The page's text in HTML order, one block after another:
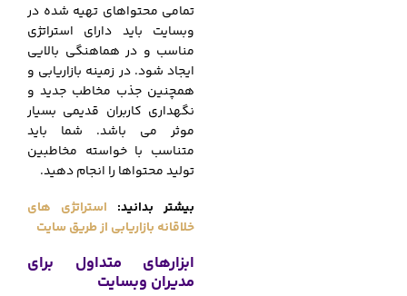
تمامی محتواهای تهیه شده در
وبسایت باید دارای استراتژی
مناسب و در هماهنگی بالایی
ایجاد شود. در زمینه بازاریابی و
همچنین جذب مخاطب جدید و
نگهداری کاربران قدیمی بسیار
موثر می باشد. شما باید
متناسب با خواسته مخاطبین
تولید محتواها را انجام دهید.
بیشتر بدانید: استراتژی های
خلاقانه بازاریابی از طریق سایت
ابزارهای متداول برای
مدیران وبسایت